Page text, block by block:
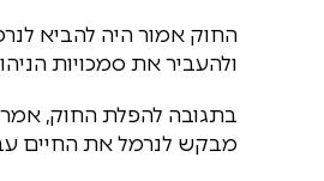
החוק אמור היה להביא
ולהעביר את סמכויות
בתגובה להפלת החוק,
מבקש לנרמל את החיים